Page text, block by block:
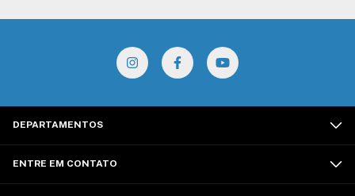
DEPARTAMENTOS
ENTRE EM CONTATO